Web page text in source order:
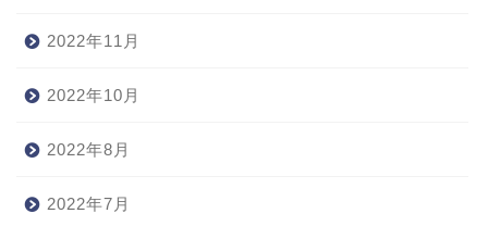
2022年11月
2022年10月
2022年8月
2022年7月